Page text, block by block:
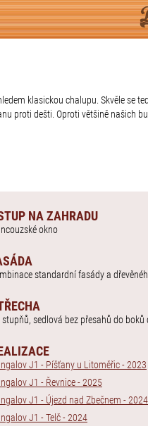
klasickou chalupu. Skvěle se
proti dešti. Oproti většině našich
NA ZAHRADU
okno
standardní fasády a
stupňů, sedlová bez přesahů do boků
J1 - Píšťany u Litoměřic - 2023
J1 - Řevnice - 2025
J1 - Újezd nad Zbečnem - 2024
J1 - Telč - 2024